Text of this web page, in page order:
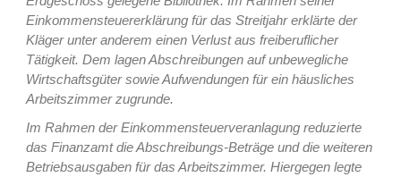
Einkommensteuererklärung für das Streitjahr erklärte der
Kläger unter anderem einen Verlust aus freiberuflicher
Tätigkeit. Dem lagen Abschreibungen auf unbewegliche
Wirtschaftsgüter sowie Aufwendungen für ein häusliches
Arbeitszimmer zugrunde.
Im Rahmen der Einkommensteuerveranlagung reduzierte
das Finanzamt die Abschreibungs-Beträge und die weiteren
Betriebsausgaben für das Arbeitszimmer. Hiergegen legte